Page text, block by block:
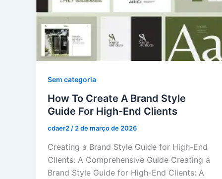
Sem categoria
How To Create A Brand Style
Guide For High-End Clients
cdaer2 / 2 de março de 2026
Creating a Brand Style Guide for High-End
Clients: A Comprehensive Guide Creating a
Brand Style Guide for High-End Clients: A